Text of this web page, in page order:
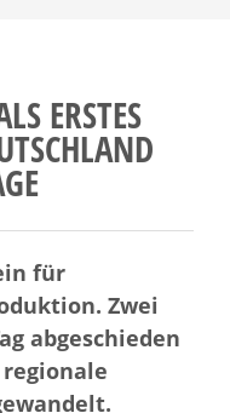
ERSTES
für
Zwei
abgeschieden